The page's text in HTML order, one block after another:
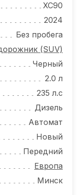
XC90
2024
Без пробега
(SUV)
Черный
2.0 л
235 л.с
Дизель
Автомат
Новый
Передний
Европа
Минск